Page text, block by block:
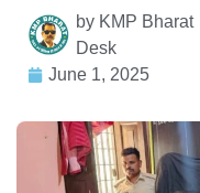
by KMP Bharat
Desk
June 1, 2025